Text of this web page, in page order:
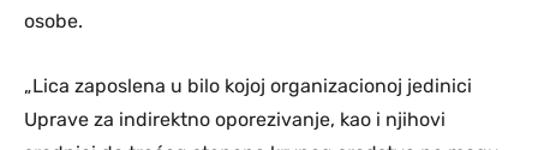
osobe.
„Lica zaposlena u bilo kojoj organizacionoj jedinici
Uprave za indirektno oporezivanje, kao i njihovi